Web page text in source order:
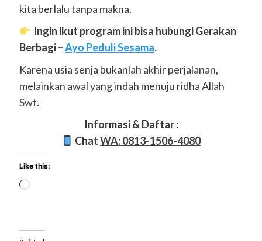
kita berlalu tanpa makna.
Ingin ikut program ini bisa hubungi Gerakan
Berbagi –Ayo Peduli Sesama.
Karena usia senja bukanlah akhir perjalanan,
melainkan awal yang indah menuju ridha Allah
Swt.
Informasi & Daftar :
ChatWA: 0813-1506-4080
Like this: